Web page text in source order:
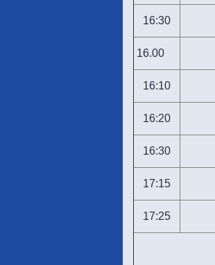
16:30
16.00
16:10
16:20
16:30
17:15
17:25